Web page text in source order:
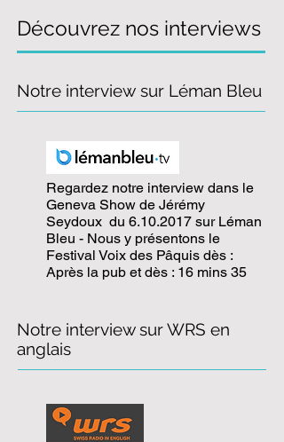
Découvrez nos interviews
Notre interview sur Léman Bleu
Regardez notre interview dans le
Geneva Show de Jérémy
Seydoux du 6.10.2017 sur Léman
Bleu - Nous y présentons le
Festival Voix des Pâquis dès :
Après la pub et dès : 16 mins 35
Notre interview sur WRS en
anglais